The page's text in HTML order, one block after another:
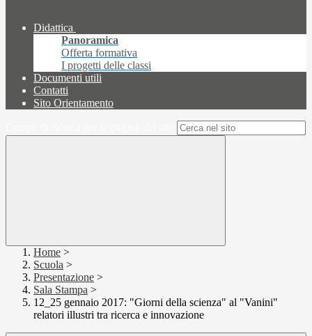
Didattica
Panoramica
Offerta formativa
I progetti delle classi
Documenti utili
Contatti
Sito Orientamento
Home >
Scuola >
Presentazione >
Sala Stampa >
12_25 gennaio 2017: "Giorni della scienza" al "Vanini"
relatori illustri tra ricerca e innovazione